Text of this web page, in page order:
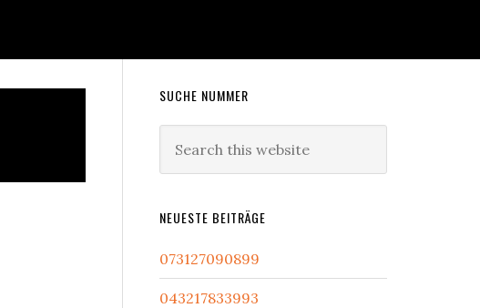
Primary
Sidebar
SUCHE NUMMER
this
NEUESTE BEITRÄGE
073127090899
043217833993